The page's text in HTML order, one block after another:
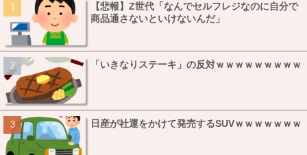
【悲報】Z世代「なんでセルフレジなのに自分で
商品通さないといけないんだ」
「いきなりステーキ」の反対ｗｗｗｗｗｗｗｗｗ
日産が社運をかけて発売するSUVｗｗｗｗｗｗｗ